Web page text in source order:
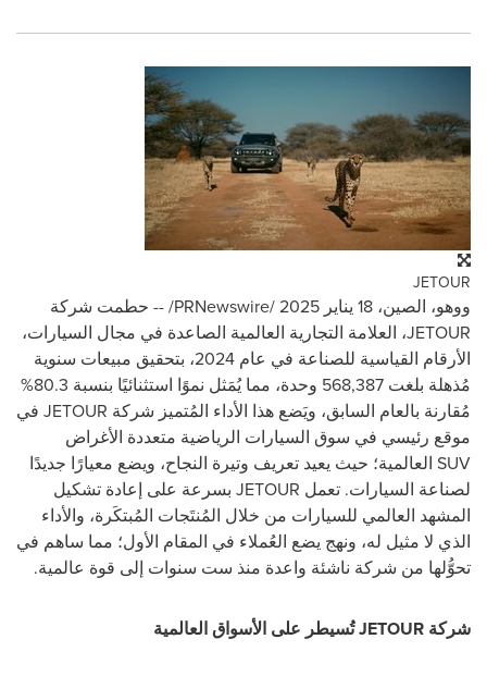
JETOUR
ووهو، الصين، 18 يناير 2025 / PRNewswire/ -- حطمت شركة
JETOUR، العلامة التجارية العالمية الصاعدة في مجال السيارات،
الأرقام القياسية للصناعة في عام 2024، بتحقيق مبيعات سنوية
مُذهلة بلغت 568,387 وحدة، مما يُمَثل نموًا استثنائيًا بنسبة 80.3%
مُقارنة بالعام السابق، ويَضع هذا الأداء المُتميز شركة JETOUR في
موقع رئيسي في سوق السيارات الرياضية متعددة الأغراض
SUV العالمية؛ حيث يعيد تعريف وتيرة النجاح، ويضع معيارًا جديدًا
لصناعة السيارات. تعمل JETOUR بسرعة على إعادة تشكيل
المشهد العالمي للسيارات من خلال المُنتَجات المُبتكَرة، والأداء
الذي لا مثيل له، ونهج يضع العُملاء في المقام الأول؛ مما ساهم في
تحوُّلها من شركة ناشئة واعدة منذ ست سنوات إلى قوة عالمية.
شركة JETOURتُسيطر على الأسواق العالمية